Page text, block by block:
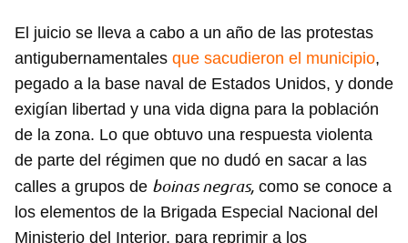
El juicio se lleva a cabo a un año de las protestas
antigubernamentales que sacudieron el municipio,
pegado a la base naval de Estados Unidos, y donde
exigían libertad y una vida digna para la población
de la zona. Lo que obtuvo una respuesta violenta
de parte del régimen que no dudó en sacar a las
calles a grupos de boinas negras, como se conoce a
los elementos de la Brigada Especial Nacional del
Ministerio del Interior, para reprimir a los